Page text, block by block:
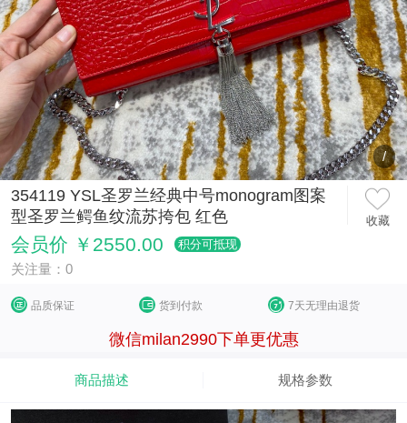
/
354119 YSL圣罗兰经典中号monogram图案
型圣罗兰鳄鱼纹流苏挎包 红色
收藏
会员价 ￥2550.00 积分可抵现
关注量：0
品质保证 货到付款 7天无理由退货
微信milan2990下单更优惠
商品描述 规格参数